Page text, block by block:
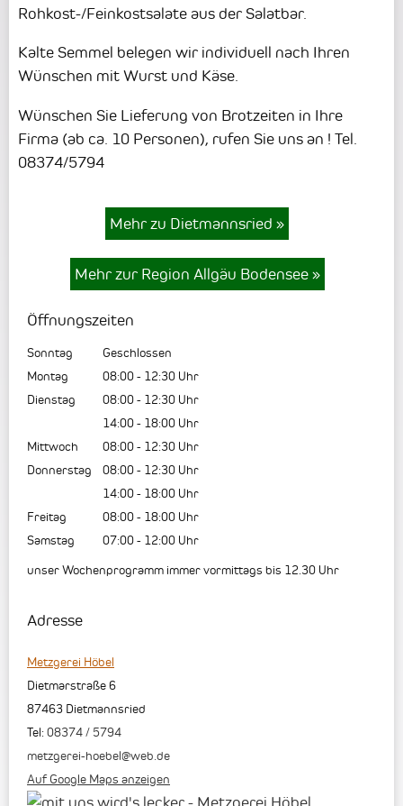
Rohkost-/Feinkostsalate aus der Salatbar.
Kalte Semmel belegen wir individuell nach Ihren
Wünschen mit Wurst und Käse.
Wünschen Sie Lieferung von Brotzeiten in Ihre
Firma (ab ca. 10 Personen), rufen Sie uns an ! Tel.
08374/5794
Mehr zu Dietmannsried »
Mehr zur Region Allgäu Bodensee »
Öffnungszeiten
Sonntag
Geschlossen
Montag
08:00- 12:30 Uhr
Dienstag
08:00- 12:30 Uhr
14:00- 18:00 Uhr
Mittwoch
08:00- 12:30 Uhr
Donnerstag
08:00- 12:30 Uhr
14:00- 18:00 Uhr
Freitag
08:00- 18:00 Uhr
Samstag
07:00- 12:00 Uhr
unser Wochenprogramm immer vormittags bis 12.30 Uhr
Adresse
Metzgerei Höbel
Dietmarstraße 6
87463 Dietmannsried
Tel: 08374 / 5794
metzgerei-hoebel@web.de
Auf Google Maps anzeigen